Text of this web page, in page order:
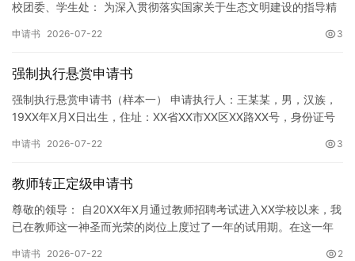
校团委、学生处： 为深入贯彻落实国家关于生态文明建设的指导精
申请书 2026-07-22 3
强制执行悬赏申请书
强制执行悬赏申请书（样本一） 申请执行人：王某某，男，汉族，
19XX年X月X日出生，住址：XX省XX市XX区XX路XX号，身份证号
申请书 2026-07-22 3
教师转正定级申请书
尊敬的领导： 自20XX年X月通过教师招聘考试进入XX学校以来，我
已在教师这一神圣而光荣的岗位上度过了一年的试用期。在这一年
申请书 2026-07-22 2